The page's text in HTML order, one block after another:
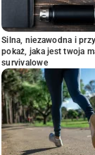
Silna, niezawodna i
pokaż, jaka jest twoja
survivalowe